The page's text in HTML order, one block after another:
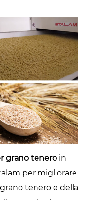
grano tenero in
per migliorare
tenero e della